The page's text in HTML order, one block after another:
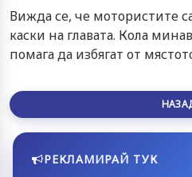
Вижда се, че мотористите
каски на главата. Кола
помага да избягат от
РЕКЛАМИРАЙ ТУК